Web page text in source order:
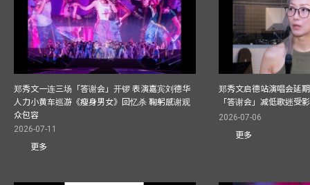
郑秀文一连三场「答谢会」开锣 表演嘉宾刘德华
人力小黄车巡游《瘦身男女》回忆杀 鞠躬感谢观
众包容
2026-07-11
更多
郑秀文启德站演唱会延
「答谢会」减低歌迷受
2026-07-06
更多